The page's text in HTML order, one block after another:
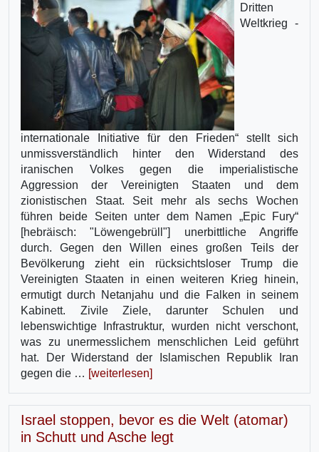
Dritten
Weltkrieg -
internationale Initiative für den Frieden“ stellt sich
unmissverständlich hinter den Widerstand des
iranischen Volkes gegen die imperialistische
Aggression der Vereinigten Staaten und dem
zionistischen Staat. Seit mehr als sechs Wochen
führen beide Seiten unter dem Namen „Epic Fury“
[hebräisch: "Löwengebrüll"] unerbittliche Angriffe
durch. Gegen den Willen eines großen Teils der
Bevölkerung zieht ein rücksichtsloser Trump die
Vereinigten Staaten in einen weiteren Krieg hinein,
ermutigt durch Netanjahu und die Falken in seinem
Kabinett. Zivile Ziele, darunter Schulen und
lebenswichtige Infrastruktur, wurden nicht verschont,
was zu unermesslichem menschlichen Leid geführt
hat. Der Widerstand der Islamischen Republik Iran
gegen die … [weiterlesen]
Israel stoppen, bevor es die Welt (atomar)
in Schutt und Asche legt